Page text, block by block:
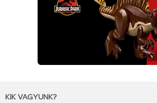
KIK VAGYUNK?